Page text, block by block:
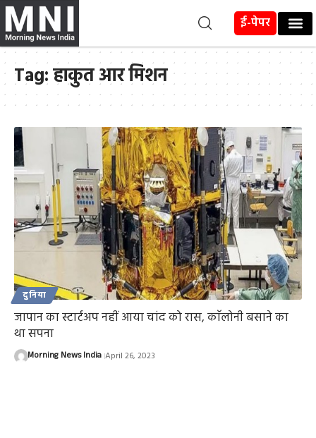
ई-पेपर
Tag:हाकुत आर मिशन
दुनिया
जापान का स्टार्टअप नहीं आया चांद को रास, काॅलोनी बसाने का
था सपना
Morning News India April 26, 2023